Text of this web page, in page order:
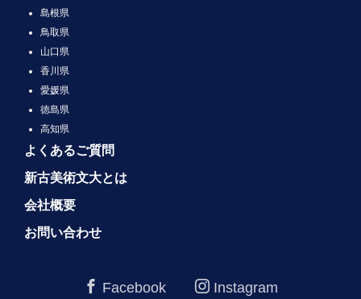
島根県
鳥取県
山口県
香川県
愛媛県
徳島県
高知県
よくあるご質問
新古美術文大とは
会社概要
お問い合わせ
Facebook Instagram